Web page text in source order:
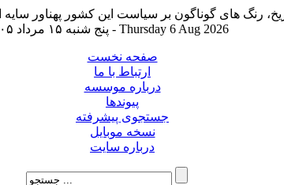
پنج شنبه ۱۵ مرداد ۱۴۰۵ - Thursday 6 Aug 2026
صفحه نخست
ارتباط با ما
درباره موسسه
پیوندها
جستجوی پیشرفته
نسخه موبایل
درباره سایت